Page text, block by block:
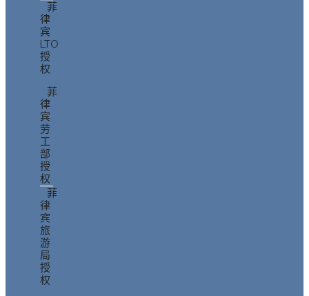
菲
律
宾
LTO
授
权
菲
律
宾
劳
工
部
授
权
菲
律
宾
旅
游
局
授
权